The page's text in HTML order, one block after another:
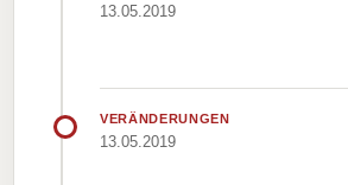
13.05.2019
VERÄNDERUNGEN
13.05.2019